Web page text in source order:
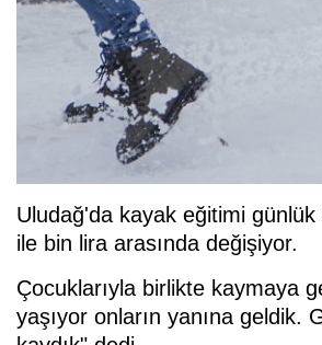
Uludağ'da kayak eğitimi
ile bin lira arasında değişiyor.
Çocuklarıyla birlikte kaymaya
yaşıyor onların yanına